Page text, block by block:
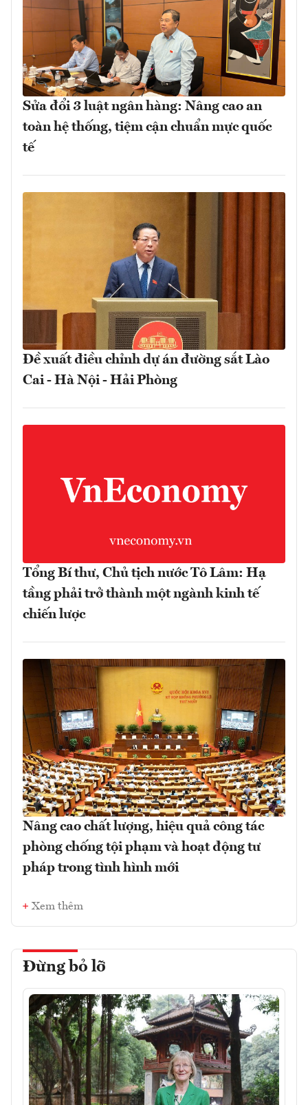
Sửa đổi 3 luật ngân hàng: Nâng cao an
toàn hệ thống, tiệm cận chuẩn mực quốc
tế
Đề xuất điều chỉnh dự án đường sắt Lào
Cai - Hà Nội - Hải Phòng
Tổng Bí thư, Chủ tịch nước Tô Lâm: Hạ
tầng phải trở thành một ngành kinh tế
chiến lược
Nâng cao chất lượng, hiệu quả công tác
phòng chống tội phạm và hoạt động tư
pháp trong tình hình mới
Xem thêm
Đừng bỏ lỡ